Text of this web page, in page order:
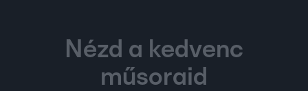
Nézd a kedvenc
műsoraid